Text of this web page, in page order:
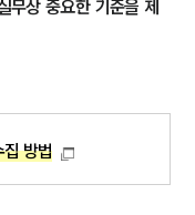
무상 중요한 기준을 제
방법